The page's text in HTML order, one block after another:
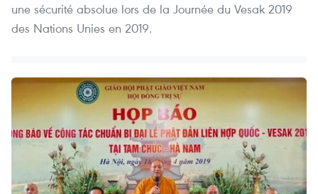
une sécurité absolue lors de la Journée du Vesak 2019
des Nations Unies en 2019.